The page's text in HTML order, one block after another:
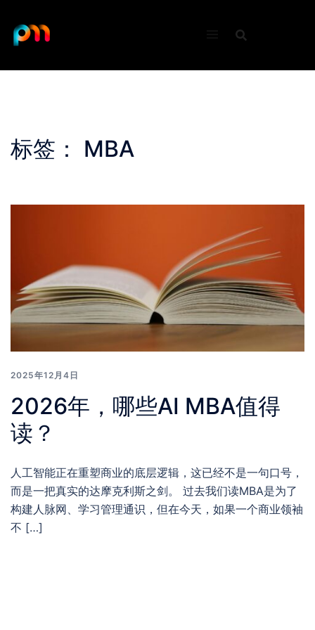
content
标签： MBA
2025年12月4日
2026年，哪些AI MBA值得
读？
人工智能正在重塑商业的底层逻辑，这已经不是一句口号，
而是一把真实的达摩克利斯之剑。 过去我们读MBA是为了
构建人脉网、学习管理通识，但在今天，如果一个商业领袖
不 […]